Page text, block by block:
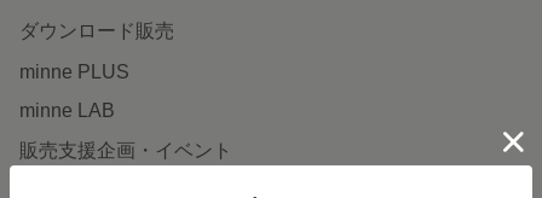
ダウンロード販売
minne PLUS
minne LAB
販売支援企画・イベント